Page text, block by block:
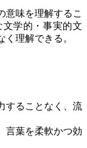
意味を理解するこ
学的・事実的文
理解できる。
することなく、流
言葉を柔軟かつ効